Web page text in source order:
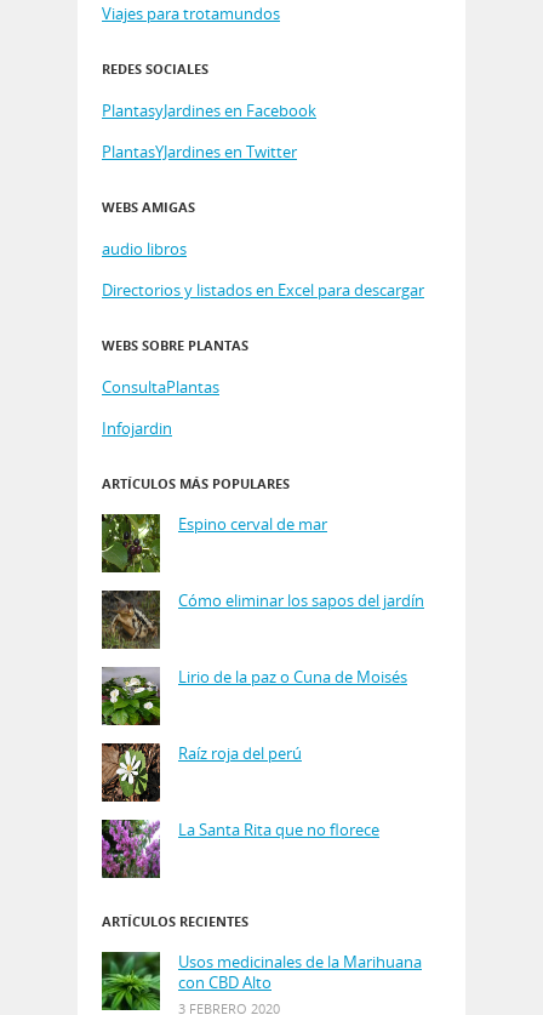
Viajes para trotamundos
REDES SOCIALES
PlantasyJardines en Facebook
PlantasYJardines en Twitter
WEBS AMIGAS
audio libros
Directorios y listados en Excel para descargar
WEBS SOBRE PLANTAS
ConsultaPlantas
Infojardin
ARTÍCULOS MÁS POPULARES
Espino cerval de mar
Cómo eliminar los sapos del jardín
Lirio de la paz o Cuna de Moisés
Raíz roja del perú
La Santa Rita que no florece
ARTÍCULOS RECIENTES
Usos medicinales de la Marihuana
con CBD Alto
3 FEBRERO 2020